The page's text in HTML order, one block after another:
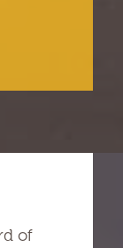
of